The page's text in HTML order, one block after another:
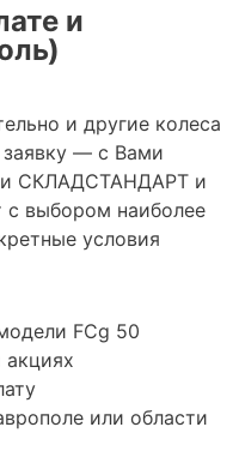
и
и другие колеса
— с Вами
СКЛАДСТАНДАРТ и
выбором наиболее
условия
FCg 50
или области